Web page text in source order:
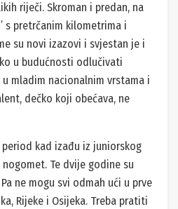
riječi. Skroman i predan, na
s pretrčanim kilometrima i
su novi izazovi i svjestan je i
u budućnosti odlučivati
mladim nacionalnim vrstama i
dečko koji obećava, ne
kad izađu iz juniorskog
Te dvije godine su
ne mogu svi odmah ući u prve
Rijeke i Osijeka. Treba pratiti